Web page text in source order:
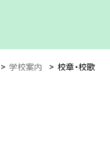
> 学校案内 > 校章・校歌